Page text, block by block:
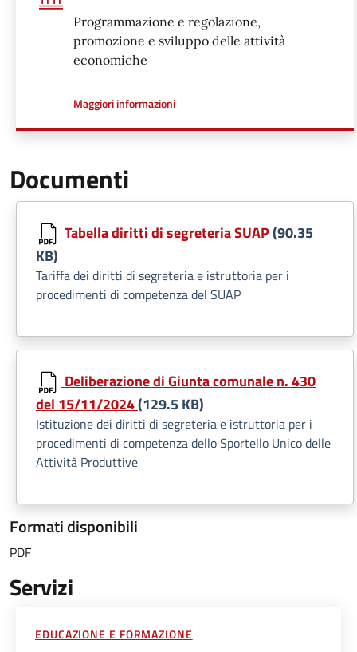
Programmazione e regolazione,
promozione e sviluppo delle attività
economiche
Maggiori informazionia proposito di
Documenti
Tabella diritti di segreteria SUAP(90.35
KB)
Tariffa dei diritti di segreteria e istruttoria per i
procedimenti di competenza del SUAP
Deliberazione di Giunta comunale n. 430
del 15/11/2024(129.5 KB)
Istituzione dei diritti di segreteria e istruttoria per i
procedimenti di competenza dello Sportello Unico delle
Attività Produttive
Formati disponibili
PDF
Servizi
EDUCAZIONE E FORMAZIONE